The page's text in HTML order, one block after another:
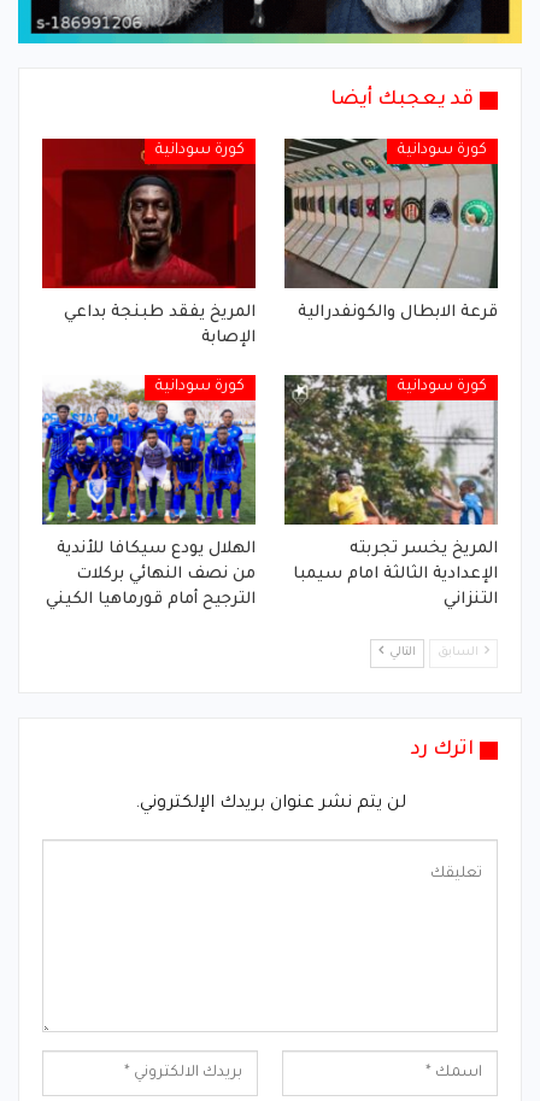
قد يعجبك أيضا
كورة سودانية
قرعة الابطال والكونفدرالية
كورة سودانية
المريخ يفقد طبنجة بداعي
الإصابة
كورة سودانية
المريخ يخسر تجربته
الإعدادية الثالثة امام سيمبا
التنزاني
كورة سودانية
الهلال يودع سيكافا للأندية
من نصف النهائي بركلات
الترجيح أمام قورماهيا الكيني
السابق التالي
اترك رد
لن يتم نشر عنوان بريدك الإلكتروني.